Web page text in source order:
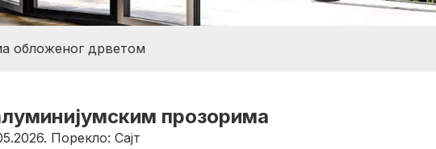
обложеног дрветом
прозорима
Порекло: Сајт